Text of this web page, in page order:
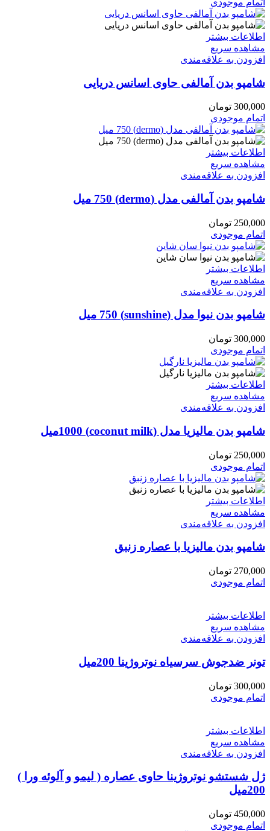
اطلاعات بیشتر
مشاهده سریع
افزودن به علاقه‌مندی
شامپو بدن آمالفی حاوی اسانس دریایی
300,000 تومان
اتمام موجودی
اطلاعات بیشتر
مشاهده سریع
افزودن به علاقه‌مندی
شامپو بدن آمالفی مدل (dermo) 750 میل
250,000 تومان
اتمام موجودی
اطلاعات بیشتر
مشاهده سریع
افزودن به علاقه‌مندی
شامپو بدن نیوا مدل (sunshine) 750 میل
300,000 تومان
اتمام موجودی
اطلاعات بیشتر
مشاهده سریع
افزودن به علاقه‌مندی
شامپو بدن مالیزیا مدل (coconut milk) 1000میل
250,000 تومان
اتمام موجودی
اطلاعات بیشتر
مشاهده سریع
افزودن به علاقه‌مندی
شامپو بدن مالیزیا با عصاره زنبق
270,000 تومان
اتمام موجودی
اطلاعات بیشتر
مشاهده سریع
افزودن به علاقه‌مندی
تونر ضدجوش سرسیاه نوتروژینا 200میل
300,000 تومان
اتمام موجودی
اطلاعات بیشتر
مشاهده سریع
افزودن به علاقه‌مندی
ژل شستشو نوتروژینا حاوی عصاره ( لیمو و آلوئه ورا )
200میل
450,000 تومان
اتمام موجودی